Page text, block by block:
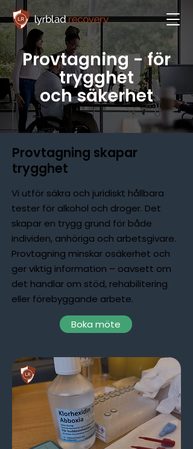
Provtagning - för
trygghet
och säkerhet
Provtagning skapar
trygghet
Vi utför säkra och juridiskt hållbara
tester för alkohol och droger. Det
skapar en trygg grund för både
individen, anhöriga och arbetsgivare.
Provtagning minskar osäkerhet och
ger viktig information – oavsett om
det handlar om stöd, rehabilitering
eller förebyggande arbete.
Boka möte